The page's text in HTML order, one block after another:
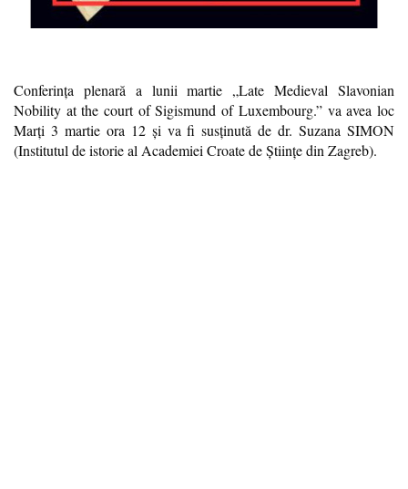
Conferința plenară a lunii martie „Late Medieval Slavonian
Nobility at the court of Sigismund of Luxembourg.” va avea loc
Marți 3 martie ora 12 și va fi susținută de dr. Suzana SIMON
(Institutul de istorie al Academiei Croate de Științe din Zagreb).